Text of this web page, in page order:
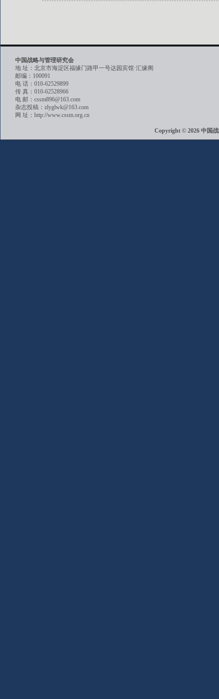
中国战略与管理研究会
地 址：北京市海淀区福缘门路甲一号达园宾馆·汇缘阁
邮编：100091
电 话：010-62529899
传 真：010-62528966
电 邮：cssm896@163.com
杂志投稿：zlyglwk@163.com
网 址：http://www.cssm.org.cn
Copyright © 2026 中国